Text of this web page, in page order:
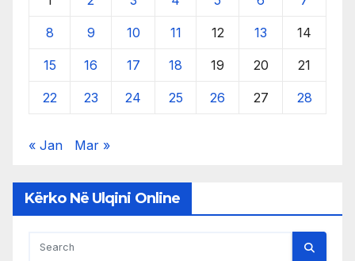
8 9 10 11 12 13 14
15 16 17 18 19 20 21
22 23 24 25 26 27 28
« Jan Mar »
Kërko Në Ulqini Online